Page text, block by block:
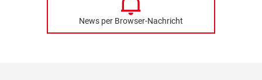
News per Browser-Nachricht